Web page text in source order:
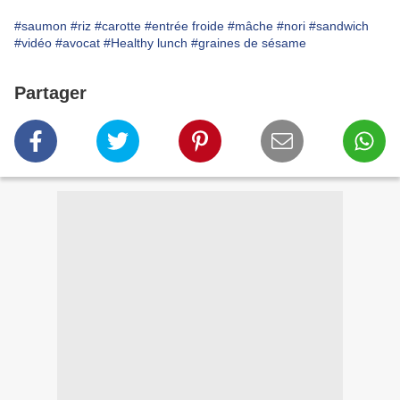
#saumon #riz #carotte #entrée froide #mâche #nori #sandwich
#vidéo #avocat #Healthy lunch #graines de sésame
Partager